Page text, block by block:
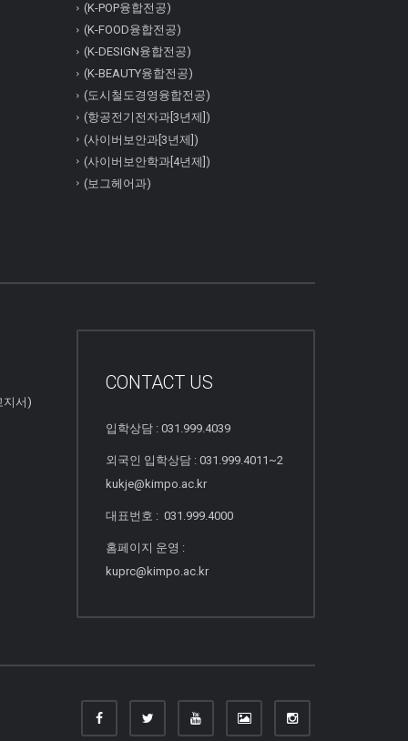
(K-POP융합전공)
(K-FOOD융합전공)
(K-DESIGN융합전공)
(K-BEAUTY융합전공)
(도시철도경영융합전공)
(항공전기전자과[3년제])
(사이버보안과[3년제])
(사이버보안학과[4년제])
(보그헤어과)
지서)
CONTACT US
입학상담 : 031.999.4039
외국인 입학상담 : 031.999.4011~2
kukje@kimpo.ac.kr
대표번호 : 031.999.4000
홈페이지 운영 :
kuprc@kimpo.ac.kr